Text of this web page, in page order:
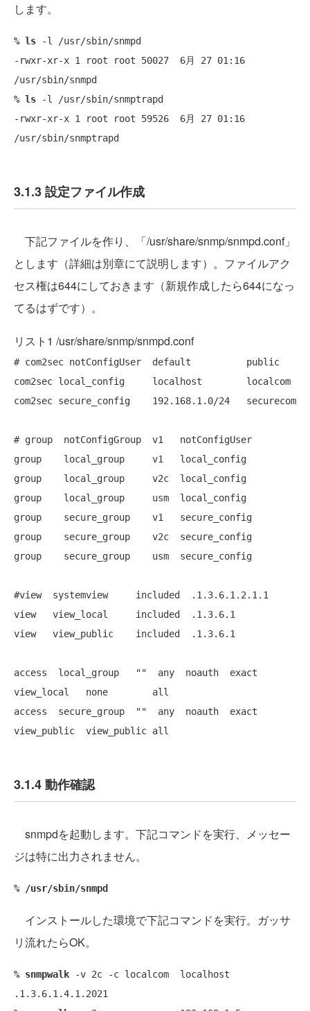
します。
% ls -l /usr/sbin/snmpd
-rwxr-xr-x 1 root root 50027  6月 27 01:16
% ls -l /usr/sbin/snmptrapd
-rwxr-xr-x 1 root root 59526  6月 27 01:16
3.1.3 設定ファイル作成
下記ファイルを作り、「/usr/share/snmp/snmpd.conf」
とします（詳細は別章にて説明します）。ファイルアク
セス権は644にしておきます（新規作成したら644になっ
てるはずです）。
リスト1 /usr/share/snmp/snmpd.conf
# com2sec notConfigUser  default          public
com2sec local_config     localhost        localcom
com2sec secure_config    192.168.1.0/24   securecom
# group  notConfigGroup  v1   notConfigUser
group    local_group     v1   local_config
group    local_group     v2c  local_config
group    local_group     usm  local_config
group    secure_group    v1   secure_config
group    secure_group    v2c  secure_config
group    secure_group    usm  secure_config
#view  systemview     included  .1.3.6.1.2.1.1
view   view_local     included  .1.3.6.1
view   view_public    included  .1.3.6.1
access  local_group ""
  any  noauth  exact
view_local   none        all
access  secure_group
""
  any  noauth  exact
3.1.4 動作確認
snmpdを起動します。下記コマンドを実行、メッセー
ジは特に出力されません。
% /usr/sbin/snmpd
インストールした環境で下記コマンドを実行。ガッサ
リ流れたらOK。
% snmpwalk -v 2c -c localcom  localhost